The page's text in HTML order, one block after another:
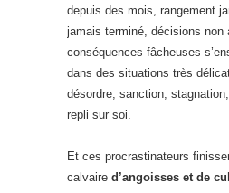
depuis des mois, rangement
jamais terminé, décisions non
conséquences fâcheuses
dans des situations très
désordre, sanction,
repli sur soi.
Et ces procrastinateurs
calvaire d’angoisses et de